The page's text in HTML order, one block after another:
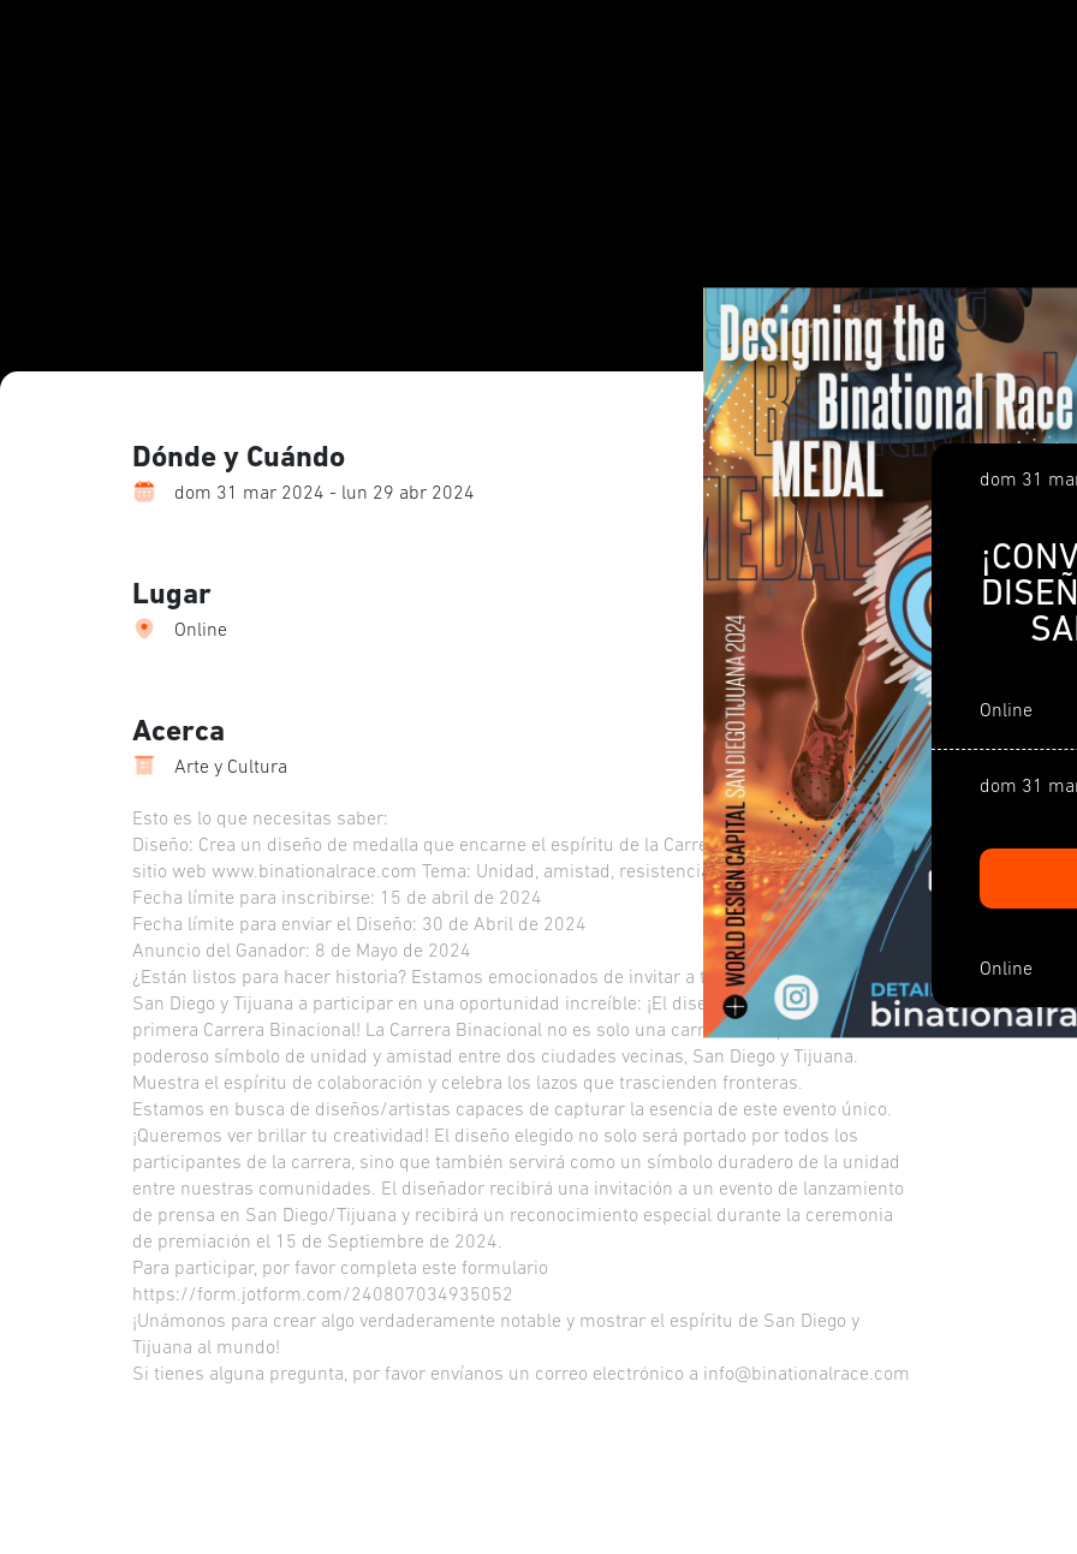
Dónde y Cuándo
dom 31 mar 2024 - lun 29 abr 2024
Lugar
Online
Acerca
Arte y Cultura
Esto es lo que necesitas saber:
Diseño: Crea un diseño de medalla que encarne el espíritu de la Carrera Binacional. Visita el
sitio web www.binationalrace.com Tema: Unidad, amistad, resistencia y diversidad cultural.
Fecha límite para inscribirse: 15 de abril de 2024
Fecha límite para enviar el Diseño: 30 de Abril de 2024
Anuncio del Ganador: 8 de Mayo de 2024
¿Están listos para hacer historia? Estamos emocionados de invitar a todos los diseñadores de
San Diego y Tijuana a participar en una oportunidad increíble: ¡El diseño de la medalla para la
primera Carrera Binacional! La Carrera Binacional no es solo una carrera cualquiera; es un
poderoso símbolo de unidad y amistad entre dos ciudades vecinas, San Diego y Tijuana.
Muestra el espíritu de colaboración y celebra los lazos que trascienden fronteras.
Estamos en busca de diseños/artistas capaces de capturar la esencia de este evento único.
¡Queremos ver brillar tu creatividad! El diseño elegido no solo será portado por todos los
participantes de la carrera, sino que también servirá como un símbolo duradero de la unidad
entre nuestras comunidades. El diseñador recibirá una invitación a un evento de lanzamiento
de prensa en San Diego/Tijuana y recibirá un reconocimiento especial durante la ceremonia
de premiación el 15 de Septiembre de 2024.
Para participar, por favor completa este formulario
https://form.jotform.com/240807034935052
¡Unámonos para crear algo verdaderamente notable y mostrar el espíritu de San Diego y
Tijuana al mundo!
Si tienes alguna pregunta, por favor envíanos un correo electrónico a info@binationalrace.com
dom 31
Online
dom 31
Online